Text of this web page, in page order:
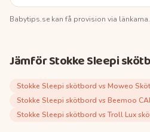
Babytips.se kan få provision via
JämförStokke Sleepi
Stokke Sleepi skötbord vs Moweo
Stokke Sleepi skötbord vs Beemoo
Stokke Sleepi skötbord vs Troll Lux